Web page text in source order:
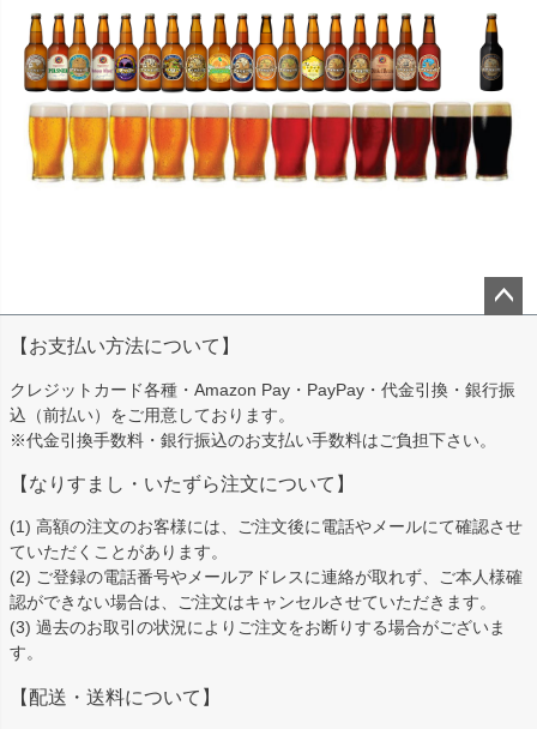
ップ
へ
【お支払い方法について】
クレジットカード各種・Amazon Pay・PayPay・代金引換・銀行振
込（前払い）をご用意しております。
※代金引換手数料・銀行振込のお支払い手数料はご負担下さい。
【なりすまし・いたずら注文について】
(1) 高額の注文のお客様には、ご注文後に電話やメールにて確認させ
ていただくことがあります。
(2) ご登録の電話番号やメールアドレスに連絡が取れず、ご本人様確
認ができない場合は、ご注文はキャンセルさせていただきます。
(3) 過去のお取引の状況によりご注文をお断りする場合がございま
す。
【配送・送料について】